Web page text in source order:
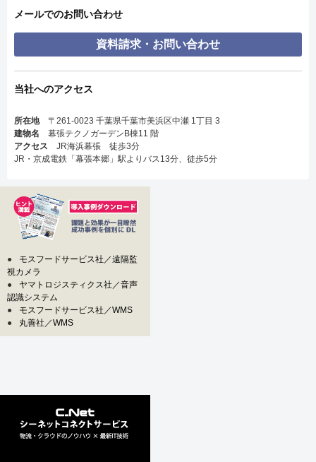
メールでのお問い合わせ
資料請求・お問い合わせ
当社へのアクセス
所在地〒261-0023 千葉県千葉市美浜区中瀬 1丁目 3
建物名 幕張テクノガーデンB棟11 階
アクセス JR海浜幕張 徒歩3分
JR・京成電鉄「幕張本郷」駅よりバス13分、徒歩5分
●
モスフードサービス社／遠隔監
視カメラ
●
ヤマトロジスティクス社／音声
認識システム
●
モスフードサービス社／WMS
●
丸善社／WMS